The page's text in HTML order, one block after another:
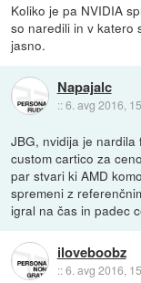
Koliko je pa NVIDIA
so naredili in v katero
jasno.
Napajalc
::6. avg 2016,
JBG, nvidija je
custom cartico za
par stvari ki AMD
spremeni z
igral na čas in padec
iloveboobz
::6. avg 2016,